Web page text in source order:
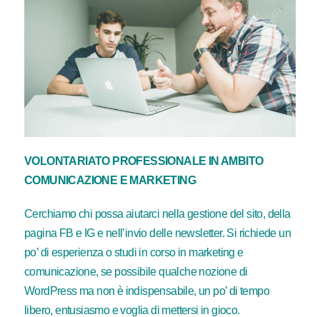
VOLONTARIATO PROFESSIONALE IN AMBITO
COMUNICAZIONE E MARKETING
Cerchiamo chi possa aiutarci nella gestione del sito, della
pagina FB e IG e nell’invio delle newsletter. Si richiede un
po’ di esperienza o studi in corso in marketing e
comunicazione, se possibile qualche nozione di
WordPress ma non è indispensabile, un po’ di tempo
libero, entusiasmo e voglia di mettersi in gioco.